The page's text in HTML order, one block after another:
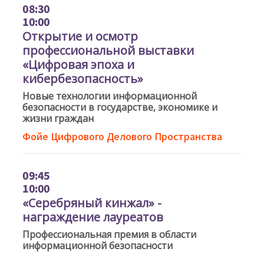
08:30
10:00
Открытие и осмотр
профессиональной выставки
«Цифровая эпоха и
кибербезопасность»
Новые технологии информационной
безопасности в государстве, экономике и
жизни граждан
Фойе Цифрового Делового Пространства
09:45
10:00
«Серебряный кинжал» -
награждение лауреатов
Профессиональная премия в области
информационной безопасности